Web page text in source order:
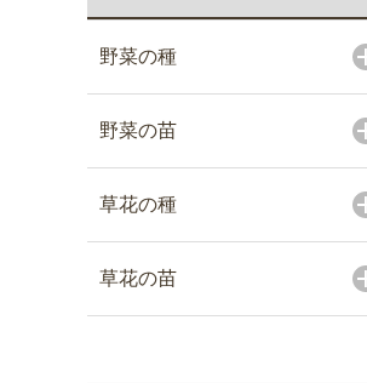
野菜の種
野菜の苗
草花の種
草花の苗